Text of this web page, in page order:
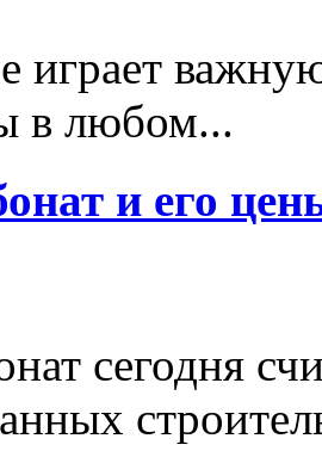
играет
в любом...
и его
сегодня